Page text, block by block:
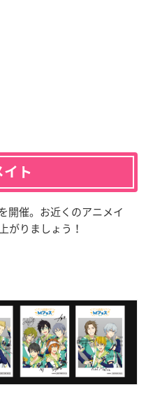
ト
開催。お近くのアニメイ
がりましょう！